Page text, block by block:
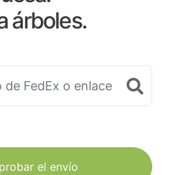
árboles.
el envío